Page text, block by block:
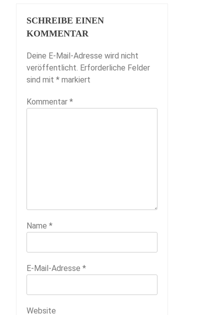
SCHREIBE EINEN
KOMMENTAR
Deine E-Mail-Adresse wird nicht
veröffentlicht. Erforderliche Felder
sind mit * markiert
Kommentar *
Name *
E-Mail-Adresse *
Website